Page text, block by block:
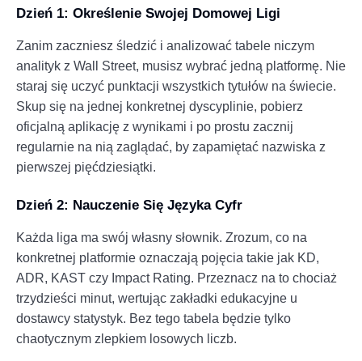
Dzień 1: Określenie Swojej Domowej Ligi
Zanim zaczniesz śledzić i analizować tabele niczym
analityk z Wall Street, musisz wybrać jedną platformę. Nie
staraj się uczyć punktacji wszystkich tytułów na świecie.
Skup się na jednej konkretnej dyscyplinie, pobierz
oficjalną aplikację z wynikami i po prostu zacznij
regularnie na nią zaglądać, by zapamiętać nazwiska z
pierwszej pięćdziesiątki.
Dzień 2: Nauczenie Się Języka Cyfr
Każda liga ma swój własny słownik. Zrozum, co na
konkretnej platformie oznaczają pojęcia takie jak KD,
ADR, KAST czy Impact Rating. Przeznacz na to chociaż
trzydzieści minut, wertując zakładki edukacyjne u
dostawcy statystyk. Bez tego tabela będzie tylko
chaotycznym zlepkiem losowych liczb.